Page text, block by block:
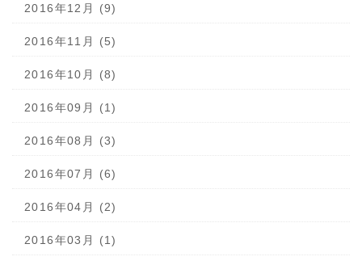
2016年12月 (9)
2016年11月 (5)
2016年10月 (8)
2016年09月 (1)
2016年08月 (3)
2016年07月 (6)
2016年04月 (2)
2016年03月 (1)